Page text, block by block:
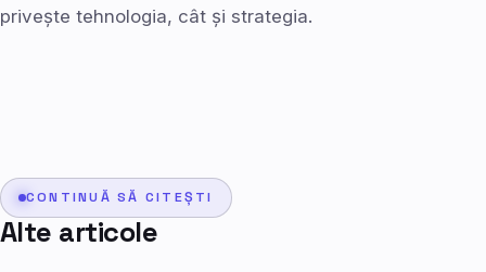
privește tehnologia, cât și strategia.
CONTINUĂ SĂ CITEȘTI
Alte articole